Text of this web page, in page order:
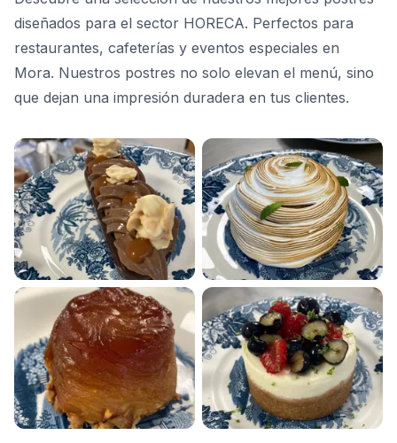
diseñados para el sector HORECA. Perfectos para
restaurantes, cafeterías y eventos especiales en
Mora. Nuestros postres no solo elevan el menú, sino
que dejan una impresión duradera en tus clientes.